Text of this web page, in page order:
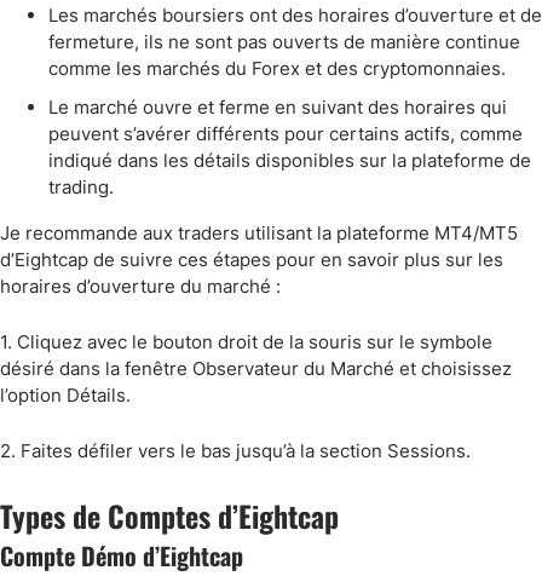
Les marchés boursiers ont des horaires d’ouverture et de
fermeture, ils ne sont pas ouverts de manière continue
comme les marchés du Forex et des cryptomonnaies.
Le marché ouvre et ferme en suivant des horaires qui
peuvent s’avérer différents pour certains actifs, comme
indiqué dans les détails disponibles sur la plateforme de
trading.
Je recommande aux traders utilisant la plateforme MT4/MT5
d’Eightcap de suivre ces étapes pour en savoir plus sur les
horaires d’ouverture du marché :
1. Cliquez avec le bouton droit de la souris sur le symbole
désiré dans la fenêtre Observateur du Marché et choisissez
l’option Détails.
2. Faites défiler vers le bas jusqu’à la section Sessions.
Types de Comptes d’Eightcap
Compte Démo d’Eightcap